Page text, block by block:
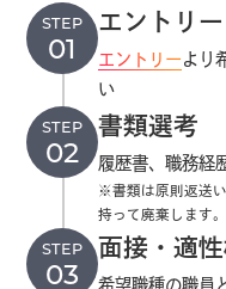
STEP エントリー
エントリー より
い
STEP 書類選考
履歴書、職務経
※書類は原則返送
持って廃棄します。
STEP 面接・適